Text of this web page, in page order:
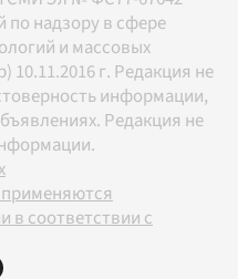
надзору в сфере
и массовых
г. Редакция не
информации,
Редакция не
в соответствии с